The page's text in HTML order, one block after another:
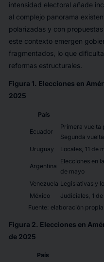
intensidad electoral añade
al complejo panorama
polarizadas y con
este contexto emergen
fragmentados, lo que
reformas estructurales.
Figura 1. Elecciones en
2025
País
Ecuador
Primera vuelta
Segunda
Uruguay
Locales, 11 de
Argentina
Elecciones en
de mayo
Venezuela Legislativas y
México
Judiciales, 1
Fuente: elaboración propia.
Figura 2. Elecciones en
de 2025
País